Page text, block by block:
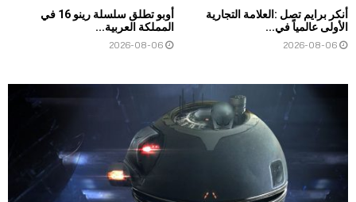
أنكر برايم تصل :العلامة التجارية
الأولى عالمياً في...
2026-08-06
أوبو تطلق سلسلة رينو 16 في
المملكة العربية...
2026-08-06